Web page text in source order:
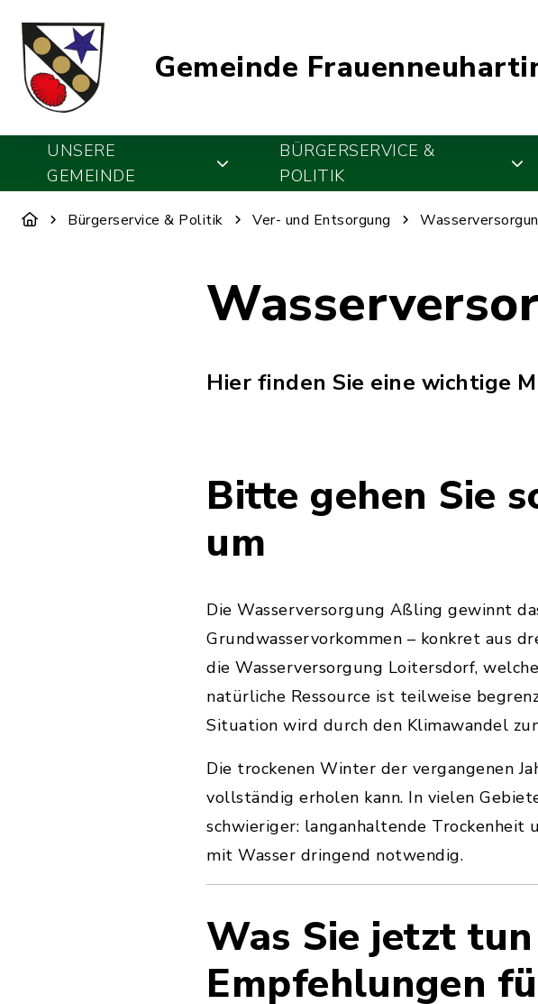
Gemeinde
UNSERE
GEMEINDE
BÜRGERSERVICE &
POLITIK
Bürgerservice & Politik Ver- und Entsorgung
Hier finden Sie eine wichtige
Bitte gehen Sie
um
Die Wasserversorgung Aßling gewinnt
Grundwasservorkommen – konkret aus
die Wasserversorgung Loitersdorf,
natürliche Ressource ist teilweise
Situation wird durch den Klimawandel
Die trockenen Winter der vergangenen
vollständig erholen kann. In vielen
schwieriger: langanhaltende Trockenheit
mit Wasser dringend notwendig.
Was Sie jetzt
Empfehlungen